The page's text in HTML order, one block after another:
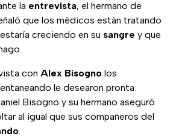
la entrevista, el hermano de
que los médicos están tratando
creciendo en su sangre y que
con Alex Bisogno los
le desearon pronta
Bisogno y su hermano aseguró
al igual que sus compañeros del
.